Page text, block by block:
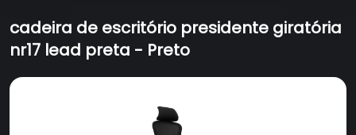
cadeira de escritório presidente giratória
nr17 lead preta - Preto